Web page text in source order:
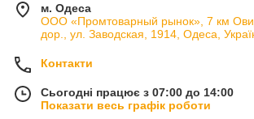
м. Одеса
ООО «Промтоварный рынок», 7 км
дор., ул. Заводская, 1914, Одеса,
Контакти
Сьогодні працює з 07:00 до 14:00
Показати весь графік роботи